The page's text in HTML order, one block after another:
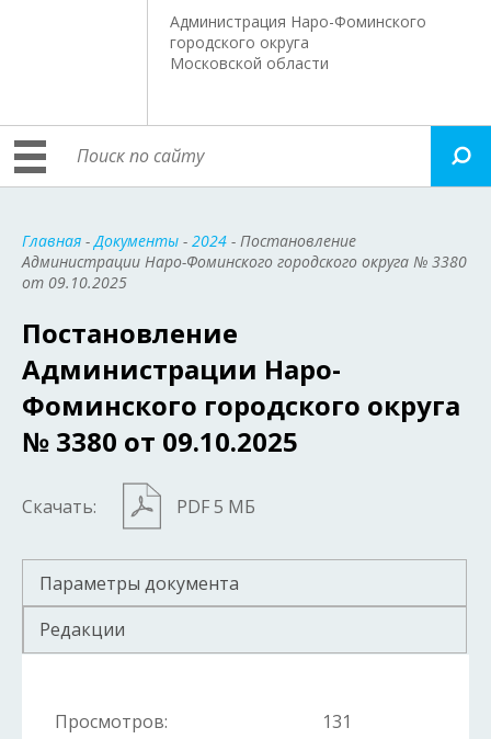
Администрация Наро-Фоминского
городского округа
Московской области
Главная -Документы - 2024 - Постановление
Администрации Наро-Фоминского городского округа № 3380
от 09.10.2025
Постановление
Администрации Наро-
Фоминского городского округа
№ 3380 от 09.10.2025
Скачать: PDF 5 МБ
Параметры документа
Редакции
Просмотров:
131